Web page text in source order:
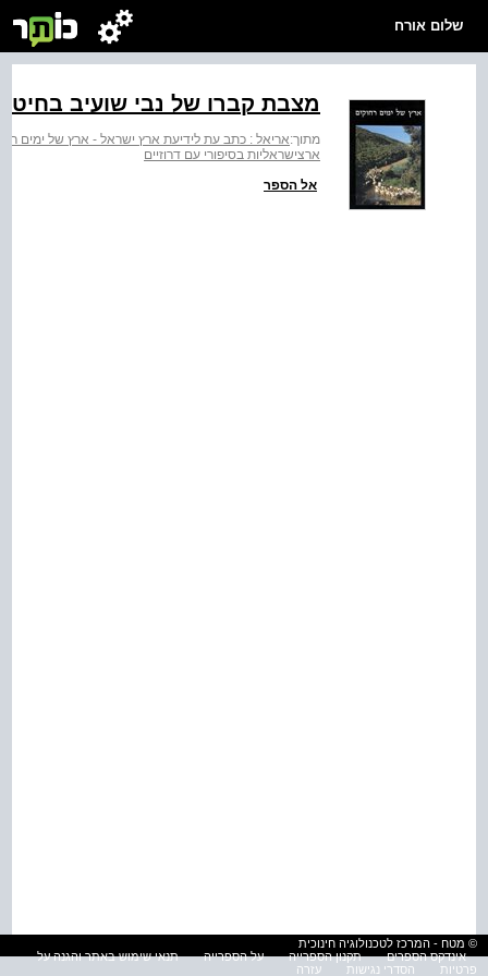
שלום אורח
מצבת קברו של נבי שועיב בחיטין
מתוך:אריאל : כתב עת לידיעת ארץ ישראל - ארץ של ימים
ארצישראליות בסיפורי עם דרוזיים
אל הספר
© מטח - המרכז לטכנולוגיה חינוכית
אינדקס הספרים
תקנון הספרייה על הספרייה
תנאי שימוש באתר והגנה על
פרטיות
הסדרי נגישות עזרה